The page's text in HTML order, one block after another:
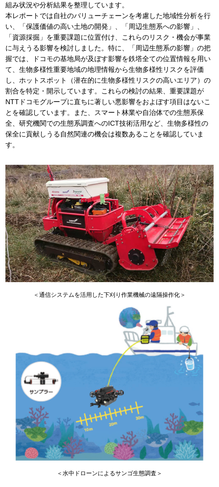
組み状況や分析結果を整理しています。
本レポートでは自社のバリューチェーンを考慮した地域性分析を行
い、「保護価値の高い土地の開発」、「周辺生態系への影響」、
「資源採掘」を重要課題に位置付け、これらのリスク・機会が事業
に与えうる影響を検討しました。特に、「周辺生態系の影響」の把
握では、ドコモの基地局が及ぼす影響を鉄塔全ての位置情報を用い
て、生物多様性重要地域の地理情報から生物多様性リスクを評価
し、ホットスポット（潜在的に生物多様性リスクの高いエリア）の
割合を特定・開示しています。これらの検討の結果、重要課題が
NTTドコモグループに直ちに著しい悪影響をおよぼす項目はないこ
とを確認しています。また、スマート林業や自治体での生態系保
全、研究機関での生態系調査へのICT技術活用など、生物多様性の
保全に貢献しうる自然関連の機会は複数あることを確認していま
す。
＜通信システムを活用した下刈り作業機械の遠隔操作化＞
＜水中ドローンによるサンゴ生態調査＞